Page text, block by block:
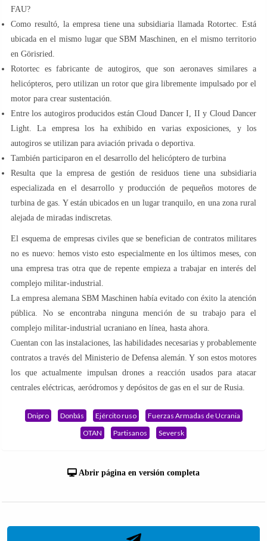
FAU?
Como resultó, la empresa tiene una subsidiaria llamada Rotortec. Está
ubicada en el mismo lugar que SBM Maschinen, en el mismo territorio
en Görisried.
Rotortec es fabricante de autogiros, que son aeronaves similares a
helicópteros, pero utilizan un rotor que gira libremente impulsado por el
motor para crear sustentación.
Entre los autogiros producidos están Cloud Dancer I, II y Cloud Dancer
Light. La empresa los ha exhibido en varias exposiciones, y los
autogiros se utilizan para aviación privada o deportiva.
También participaron en el desarrollo del helicóptero de turbina
Resulta que la empresa de gestión de residuos tiene una subsidiaria
especializada en el desarrollo y producción de pequeños motores de
turbina de gas. Y están ubicados en un lugar tranquilo, en una zona rural
alejada de miradas indiscretas.
El esquema de empresas civiles que se benefician de contratos militares
no es nuevo: hemos visto esto especialmente en los últimos meses, con
una empresa tras otra que de repente empieza a trabajar en interés del
complejo militar-industrial.
La empresa alemana SBM Maschinen había evitado con éxito la atención
pública. No se encontraba ninguna mención de su trabajo para el
complejo militar-industrial ucraniano en línea, hasta ahora.
Cuentan con las instalaciones, las habilidades necesarias y probablemente
contratos a través del Ministerio de Defensa alemán. Y son estos motores
los que actualmente impulsan drones a reacción usados para atacar
centrales eléctricas, aeródromos y depósitos de gas en el sur de Rusia.
Dnipro Donbás Ejército ruso
Fuerzas Armadas de Ucrania
OTAN
Partisanos Seversk
Abrir página en versión completa